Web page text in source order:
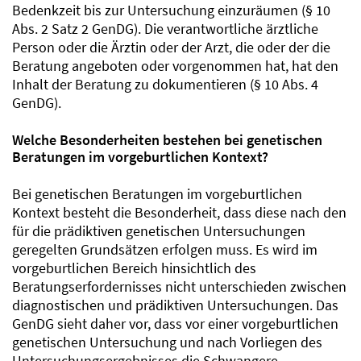
Bedenkzeit bis zur Untersuchung einzuräumen (§ 10
Abs. 2 Satz 2 GenDG). Die verantwortliche ärztliche
Person oder die Ärztin oder der Arzt, die oder der die
Beratung angeboten oder vorgenommen hat, hat den
Inhalt der Beratung zu dokumentieren (§ 10 Abs. 4
GenDG).
Welche Besonderheiten bestehen bei genetischen
Beratungen im vorgeburtlichen Kontext?
Bei genetischen Beratungen im vorgeburtlichen
Kontext besteht die Besonderheit, dass diese nach den
für die prädiktiven genetischen Untersuchungen
geregelten Grundsätzen erfolgen muss. Es wird im
vorgeburtlichen Bereich hinsichtlich des
Beratungserfordernisses nicht unterschieden zwischen
diagnostischen und prädiktiven Untersuchungen. Das
GenDG sieht daher vor, dass vor einer vorgeburtlichen
genetischen Untersuchung und nach Vorliegen des